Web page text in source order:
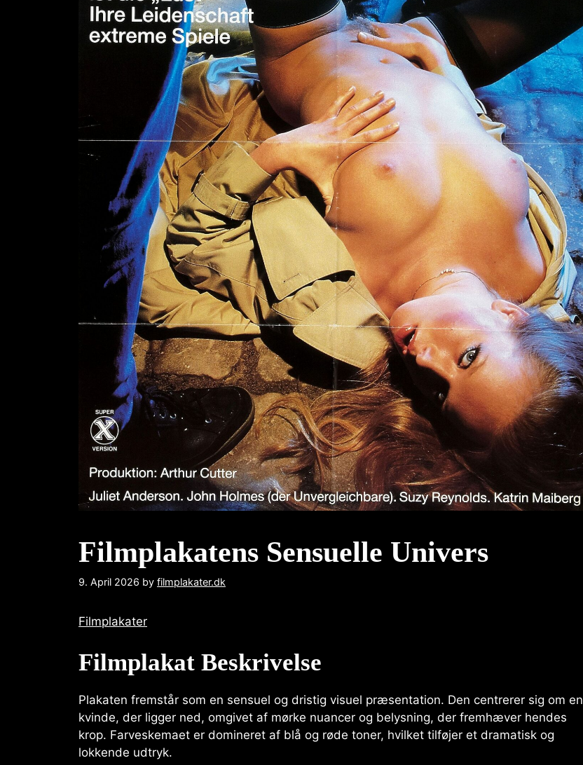
Filmplakatens Sensuelle Univers
9. April 2026 by filmplakater.dk
Filmplakater
Filmplakat Beskrivelse
Plakaten fremstår som en sensuel og dristig visuel præsentation. Den centrerer sig om en
kvinde, der ligger ned, omgivet af mørke nuancer og belysning, der fremhæver hendes
krop. Farveskemaet er domineret af blå og røde toner, hvilket tilføjer et dramatisk og
lokkende udtryk.